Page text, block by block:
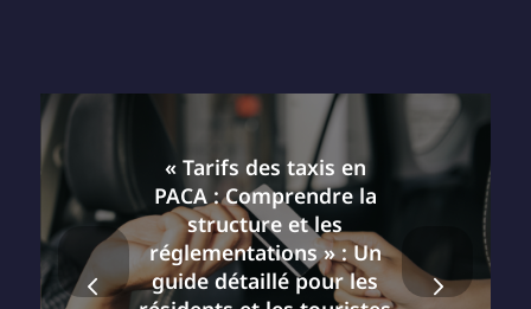
« Tarifs des taxis en
PACA : Comprendre la
structure et les
réglementations » : Un
guide détaillé pour les
Suivant